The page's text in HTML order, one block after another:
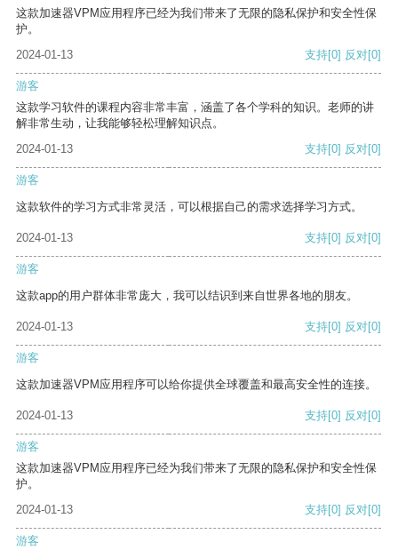
这款加速器VPM应用程序已经为我们带来了无限的隐私保护和安全性保
护。
2024-01-13
支持[0] 反对[0]
游客
这款学习软件的课程内容非常丰富，涵盖了各个学科的知识。老师的讲
解非常生动，让我能够轻松理解知识点。
2024-01-13
支持[0] 反对[0]
游客
这款软件的学习方式非常灵活，可以根据自己的需求选择学习方式。
2024-01-13 支持[0] 反对[0]
游客
这款app的用户群体非常庞大，我可以结识到来自世界各地的朋友。
2024-01-13 支持[0] 反对[0]
游客
这款加速器VPM应用程序可以给你提供全球覆盖和最高安全性的连接。
2024-01-13 支持[0] 反对[0]
游客
这款加速器VPM应用程序已经为我们带来了无限的隐私保护和安全性保
护。
2024-01-13
支持[0] 反对[0]
游客